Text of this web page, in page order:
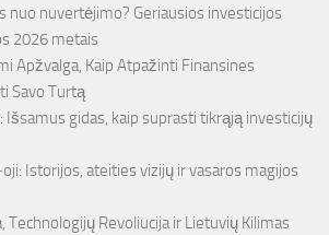
nuo nuvertėjimo? Geriausios investicijos
2026 metais
Apžvalga, Kaip Atpažinti Finansines
Savo Turtą
Išsamus gidas, kaip suprasti tikrąją investicijų
Istorijos, ateities vizijų ir vasaros magijos
Technologijų Revoliucija ir Lietuvių Kilimas